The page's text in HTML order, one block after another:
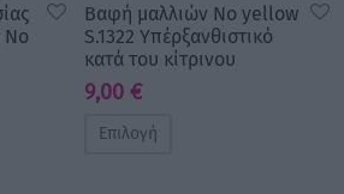
No
Βαφή μαλλιών No yellow
S.1322 Υπέρξανθιστικό
κατά του κίτρινου
9,00 €
Επιλογή